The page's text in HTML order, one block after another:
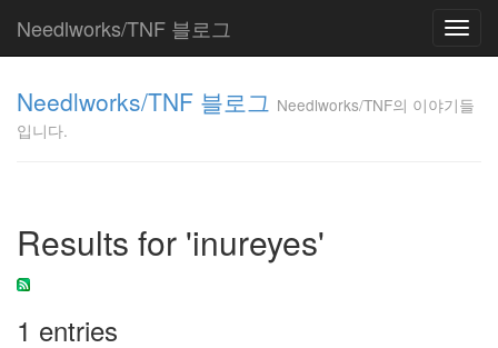
Needlworks/TNF 블로그
Needlworks/TNF 블로그 Needlworks/TNF의 이야기들
입니다.
Results for 'inureyes'
1 entries
의 이야기들입니
Tag
Cloud
코
딩
web